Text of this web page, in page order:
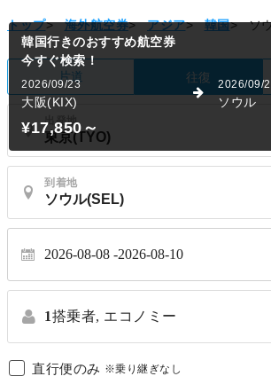
トップ> 海外航空券> アジア> 韓国> ソ
片道 往復
出発地
到着地
2026-08-08 2026-08-10
1搭乗者, エコノミー
直行便のみ ※乗り継ぎなし
2026/09/23
大阪(KIX)
2026/09/
¥17,850～